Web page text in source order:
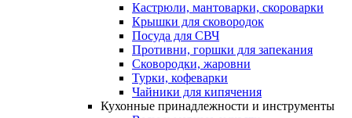
Кастрюли, мантоварки, скороварки
Крышки для сковородок
Посуда для СВЧ
Противни, горшки для запекания
Сковородки, жаровни
Турки, кофеварки
Чайники для кипячения
Кухонные принадлежности и инструменты